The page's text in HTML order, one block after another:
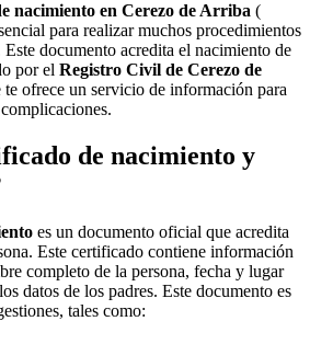
nacimiento en Cerezo de Arriba (
para realizar muchos procedimientos
documento acredita el nacimiento de
por el Registro Civil de Cerezo de
te ofrece un servicio de información para
de nacimiento y
es un documento oficial que acredita
Este certificado contiene información
completo de la persona, fecha y lugar
datos de los padres. Este documento es
tales como: